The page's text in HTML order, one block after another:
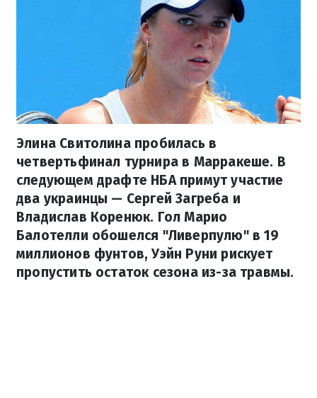
Элина Свитолина пробилась в
четвертьфинал турнира в Марракеше. В
следующем драфте НБА примут участие
два украинцы — Сергей Загреба и
Владислав Коренюк. Гол Марио
Балотелли обошелся "Ливерпулю" в 19
миллионов фунтов, Уэйн Руни рискует
пропустить остаток сезона из-за травмы.